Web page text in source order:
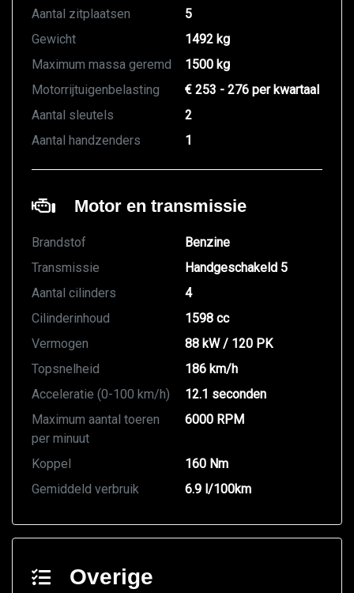
Aantal zitplaatsen
5
Gewicht
1492 kg
Maximum massa geremd
1500 kg
Motorrijtuigenbelasting
€ 253 - 276 per kwartaal
Aantal sleutels
2
Aantal handzenders
1
Motor en transmissie
Brandstof
Benzine
Transmissie
Handgeschakeld 5
Aantal cilinders
4
Cilinderinhoud
1598 cc
Vermogen
88 kW / 120 PK
Topsnelheid
186 km/h
Acceleratie (0-100 km/h)
12.1 seconden
Maximum aantal toeren
per minuut
6000 RPM
Koppel
160 Nm
Gemiddeld verbruik
6.9 l/100km
Overige